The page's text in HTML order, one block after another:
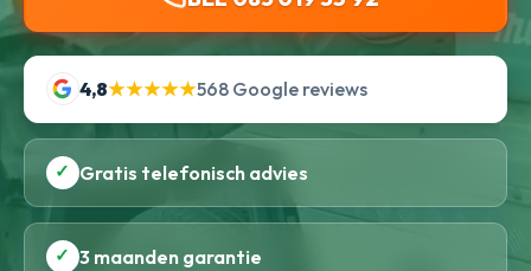
4,8★★★★★568 Google reviews
✓ Gratis telefonisch advies
✓ 3 maanden garantie